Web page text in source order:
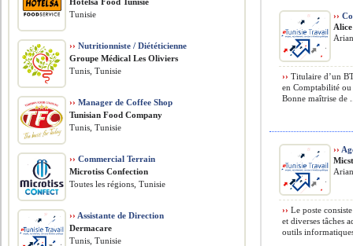
››
›› Titulaire d’un
en Comptabilité
Bonne maîtrise de
››
›› Le poste
et diverses tâches
outils
Tunisie
›› Nutritionniste / Diététicienne
Groupe Médical Les Oliviers
Tunis, Tunisie
›› Manager de Coffee Shop
Tunisian Food Company
Tunis, Tunisie
›› Commercial Terrain
Microtiss Confection
Toutes les régions, Tunisie
›› Assistante de Direction
Dermacare
Tunis, Tunisie